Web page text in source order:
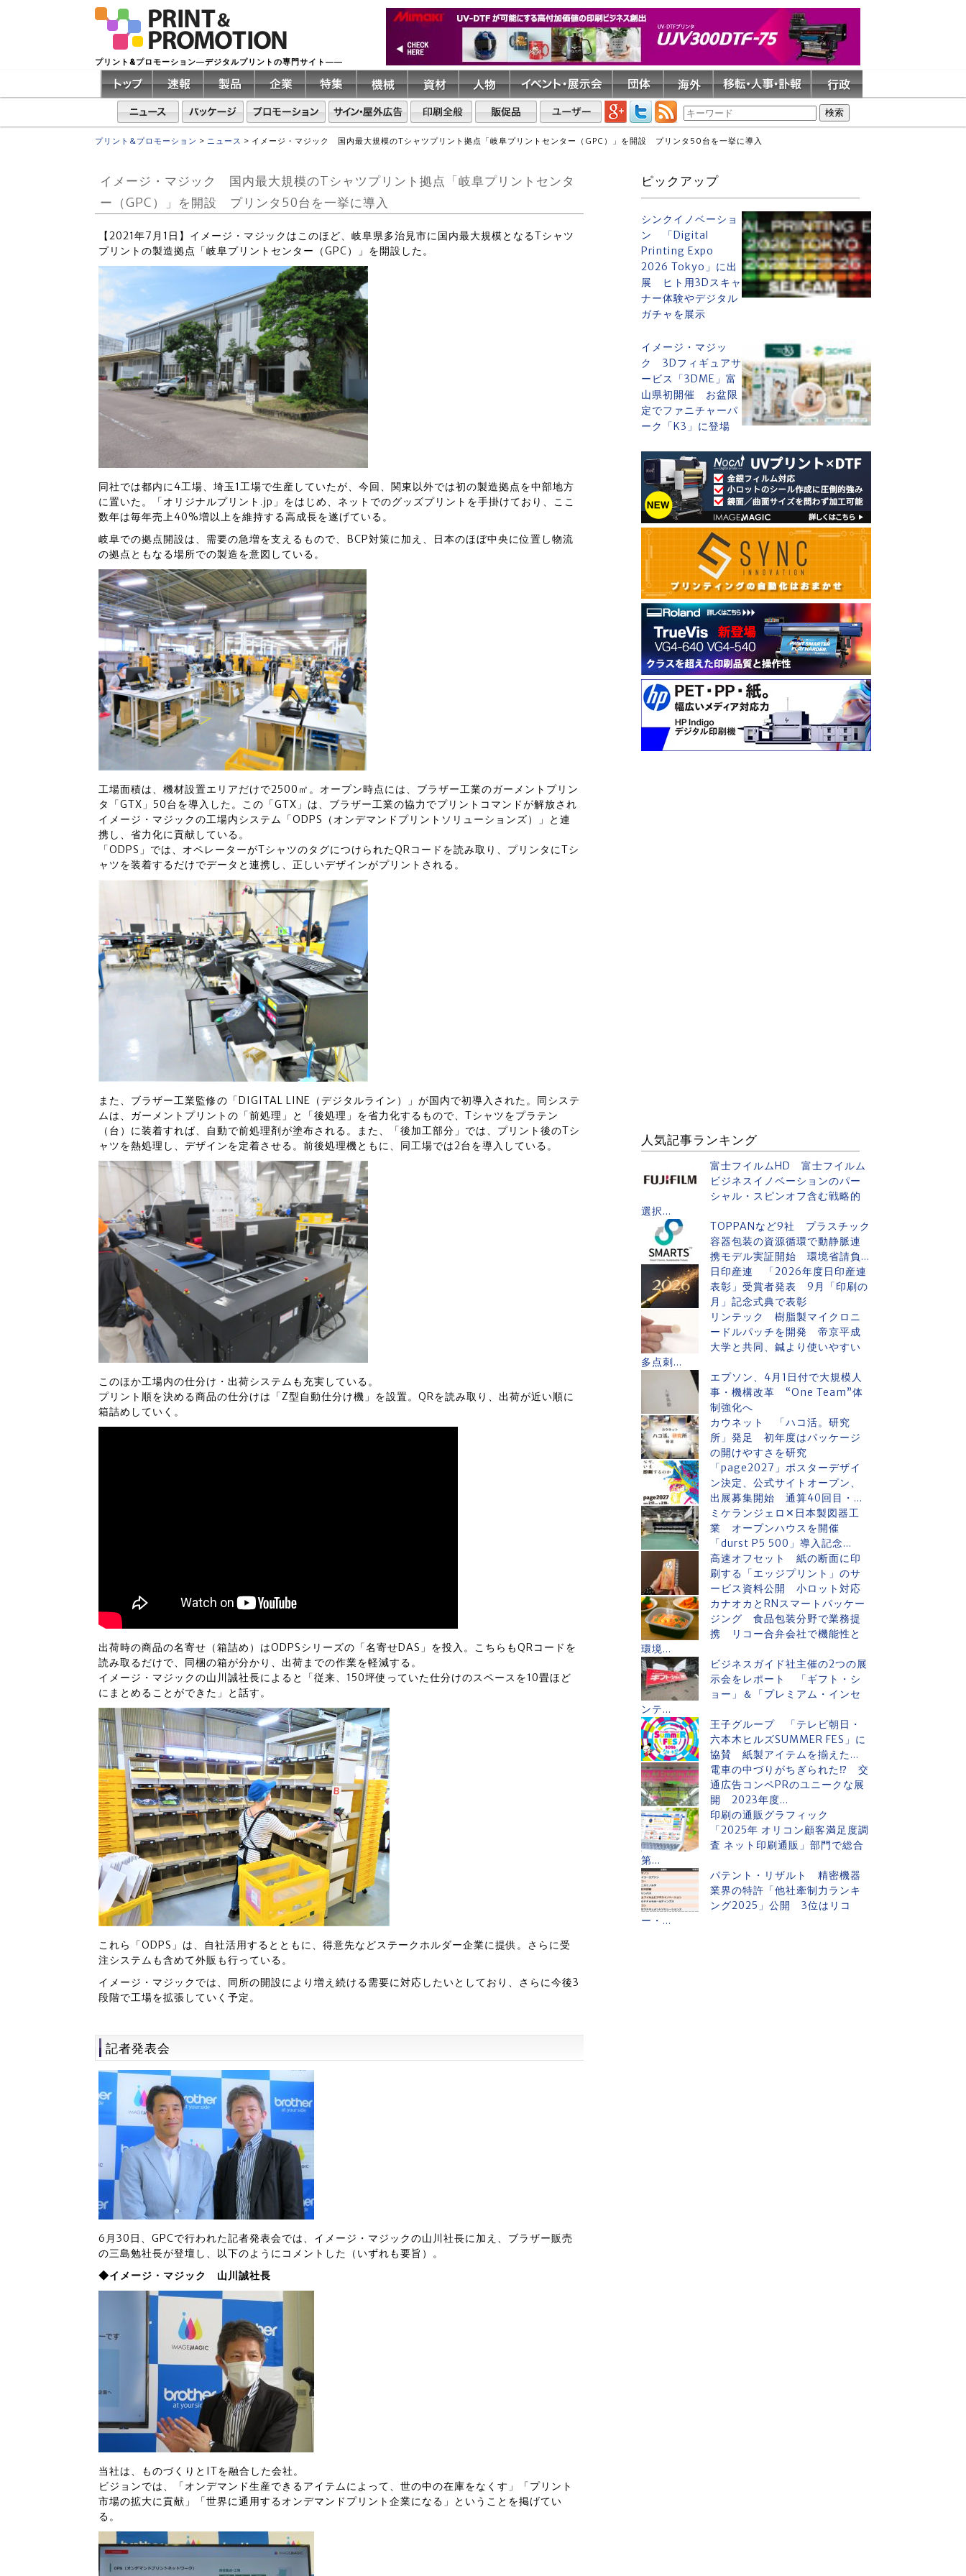
プリント&プロモーション―デジタルプリントの専門サイト――
プリント&プロモーション > ニュース > イメージ・マジック 国内最大規模のTシャツプリント拠点「岐阜プリントセンター（GPC）」を開設 プリンタ50台を一挙に導入
イメージ・マジック 国内最大規模のTシャツプリント拠点「岐阜プリントセンタ
ー（GPC）」を開設 プリンタ50台を一挙に導入
【2021年7月1日】イメージ・マジックはこのほど、岐阜県多治見市に国内最大規模となるTシャツ
プリントの製造拠点「岐阜プリントセンター（GPC）」を開設した。
同社では都内に4工場、埼玉1工場で生産していたが、今回、関東以外では初の製造拠点を中部地方
に置いた。「オリジナルプリント.jp」をはじめ、ネットでのグッズプリントを手掛けており、ここ
数年は毎年売上40%増以上を維持する高成長を遂げている。
岐阜での拠点開設は、需要の急増を支えるもので、BCP対策に加え、日本のほぼ中央に位置し物流
の拠点ともなる場所での製造を意図している。
工場面積は、機材設置エリアだけで2500㎡。オープン時点には、ブラザー工業のガーメントプリン
タ「GTX」50台を導入した。この「GTX」は、ブラザー工業の協力でプリントコマンドが解放され
イメージ・マジックの工場内システム「ODPS（オンデマンドプリントソリューションズ）」と連
携し、省力化に貢献している。
「ODPS」では、オペレーターがTシャツのタグにつけられたQRコードを読み取り、プリンタにTシ
ャツを装着するだけでデータと連携し、正しいデザインがプリントされる。
また、ブラザー工業監修の「DIGITAL LINE（デジタルライン）」が国内で初導入された。同システ
ムは、ガーメントプリントの「前処理」と「後処理」を省力化するもので、Tシャツをプラテン
（台）に装着すれば、自動で前処理剤が塗布される。また、「後加工部分」では、プリント後のTシ
ャツを熱処理し、デザインを定着させる。前後処理機ともに、同工場では2台を導入している。
このほか工場内の仕分け・出荷システムも充実している。
プリント順を決める商品の仕分けは「Z型自動仕分け機」を設置。QRを読み取り、出荷が近い順に
箱詰めしていく。
出荷時の商品の名寄せ（箱詰め）はODPSシリーズの「名寄せDAS」を投入。こちらもQRコードを
読み取るだけで、同梱の箱が分かり、出荷までの作業を軽減する。
イメージ・マジックの山川誠社長によると「従来、150坪使っていた仕分けのスペースを10畳ほど
にまとめることができた」と話す。
これら「ODPS」は、自社活用するとともに、得意先などステークホルダー企業に提供。さらに受
注システムも含めて外販も行っている。
イメージ・マジックでは、同所の開設により増え続ける需要に対応したいとしており、さらに今後3
段階で工場を拡張していく予定。
記者発表会
6月30日、GPCで行われた記者発表会では、イメージ・マジックの山川社長に加え、ブラザー販売
の三島勉社長が登壇し、以下のようにコメントした（いずれも要旨）。
◆イメージ・マジック 山川誠社長
当社は、ものづくりとITを融合した会社。
ビジョンでは、「オンデマンド生産できるアイテムによって、世の中の在庫をなくす」「プリント
市場の拡大に貢献」「世界に通用するオンデマンドプリント企業になる」ということを掲げてい
る。
ピックアップ
シンクイノベーショ
ン 「Digital
Printing Expo
2026 Tokyo」に出
展 ヒト用3Dスキャ
ナー体験やデジタル
ガチャを展示
イメージ・マジッ
ク 3Dフィギュアサ
ービス「3DME」富
山県初開催 お盆限
定でファニチャーパ
ーク「K3」に登場
人気記事ランキング
富士フイルムHD 富士フイルム
ビジネスイノベーションのパー
シャル・スピンオフ含む戦略的
選択...
TOPPANなど9社 プラスチック
容器包装の資源循環で動静脈連
携モデル実証開始 環境省請負...
日印産連 「2026年度日印産連
表彰」受賞者発表 9月「印刷の
月」記念式典で表彰
リンテック 樹脂製マイクロニ
ードルパッチを開発 帝京平成
大学と共同、鍼より使いやすい
多点刺...
エプソン、4月1日付で大規模人
事・機構改革 “One Team”体
制強化へ
カウネット 「ハコ活。研究
所」発足 初年度はパッケージ
の開けやすさを研究
「page2027」ポスターデザイ
ン決定、公式サイトオープン、
出展募集開始 通算40回目・...
ミケランジェロ✕日本製図器工
業 オープンハウスを開催
「durst P5 500」導入記念...
高速オフセット 紙の断面に印
刷する「エッジプリント」のサ
ービス資料公開 小ロット対応
カナオカとRNスマートパッケー
ジング 食品包装分野で業務提
携 リコー合弁会社で機能性と
環境...
ビジネスガイド社主催の2つの展
示会をレポート 「ギフト・シ
ョー」＆「プレミアム・インセ
ンテ...
王子グループ 「テレビ朝日・
六本木ヒルズSUMMER FES」に
協賛 紙製アイテムを揃えた...
電車の中づりがちぎられた⁉ 交
通広告コンペPRのユニークな展
開 2023年度...
印刷の通販グラフィック
「2025年 オリコン顧客満足度調
査 ネット印刷通販」部門で総合
第...
パテント・リザルト 精密機器
業界の特許「他社牽制力ランキ
ング2025」公開 3位はリコ
ー・...